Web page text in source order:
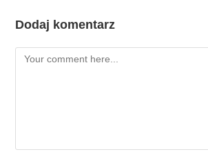
Dodaj komentarz